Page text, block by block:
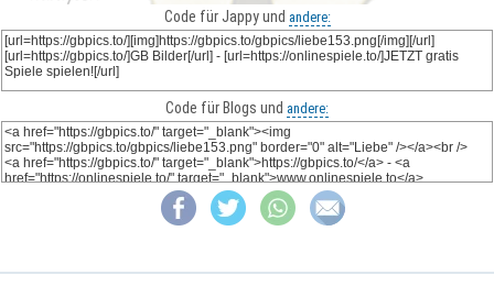
Code für Jappy und andere:
Code für Blogs und andere: